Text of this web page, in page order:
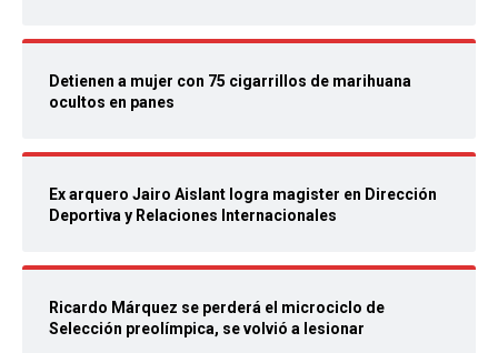
Detienen a mujer con 75 cigarrillos de marihuana
ocultos en panes
Ex arquero Jairo Aislant logra magister en Dirección
Deportiva y Relaciones Internacionales
Ricardo Márquez se perderá el microciclo de
Selección preolímpica, se volvió a lesionar